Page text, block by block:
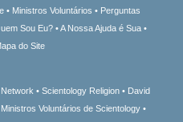
Ministros Voluntários
Perguntas
Sou Eu?
A Nossa Ajuda é Sua
do Site
Scientology Religion
David
Ministros Voluntários de Scientology